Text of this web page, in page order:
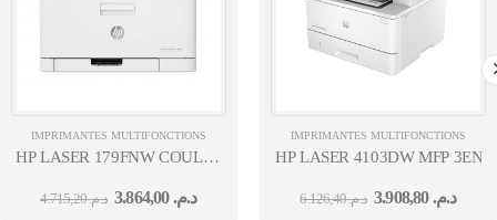
IMPRIMANTES MULTIFONCTIONS
HP LASER 179FNW COULEUR MFP 4EN1 A4 RÉSEAU WIFI
د.م.4.715,20 د.م.3.864,00
IMPRIMANTES MULTIFONCTIONS
HP LASER 4103DW MFP
د.م.6.126,40 د.م.3.908,80